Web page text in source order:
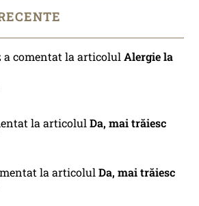
a comentat la articolulAlergie la
la articolulDa, mai trăiesc
la articolulDa, mai trăiesc